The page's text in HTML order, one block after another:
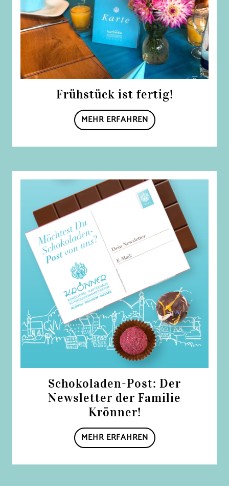
Frühstück ist fertig!
MEHR ERFAHREN
Schokoladen-Post: Der
Newsletter der Familie
Krönner!
MEHR ERFAHREN